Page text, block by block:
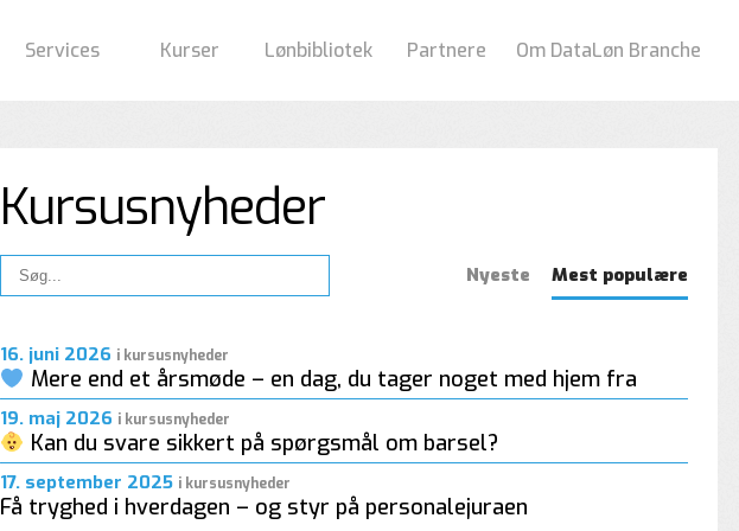
Services Kurser Lønbibliotek Partnere Om DataLøn Branche
Kursusnyheder
Nyeste Mest populære
16. juni 2026 i kursusnyheder
Mere end et årsmøde – en dag, du tager noget med hjem fra
19. maj 2026 i kursusnyheder
Kan du svare sikkert på spørgsmål om barsel?
17. september 2025 i kursusnyheder
Få tryghed i hverdagen – og styr på personalejuraen